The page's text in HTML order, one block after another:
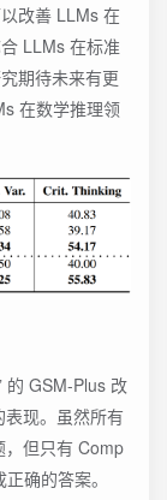
改善 LLMs 在
LLMs 在标准
期待未来有更
在数学推理领
的 GSM-Plus 改
现。虽然所有
但只有 Comp
确的答案。